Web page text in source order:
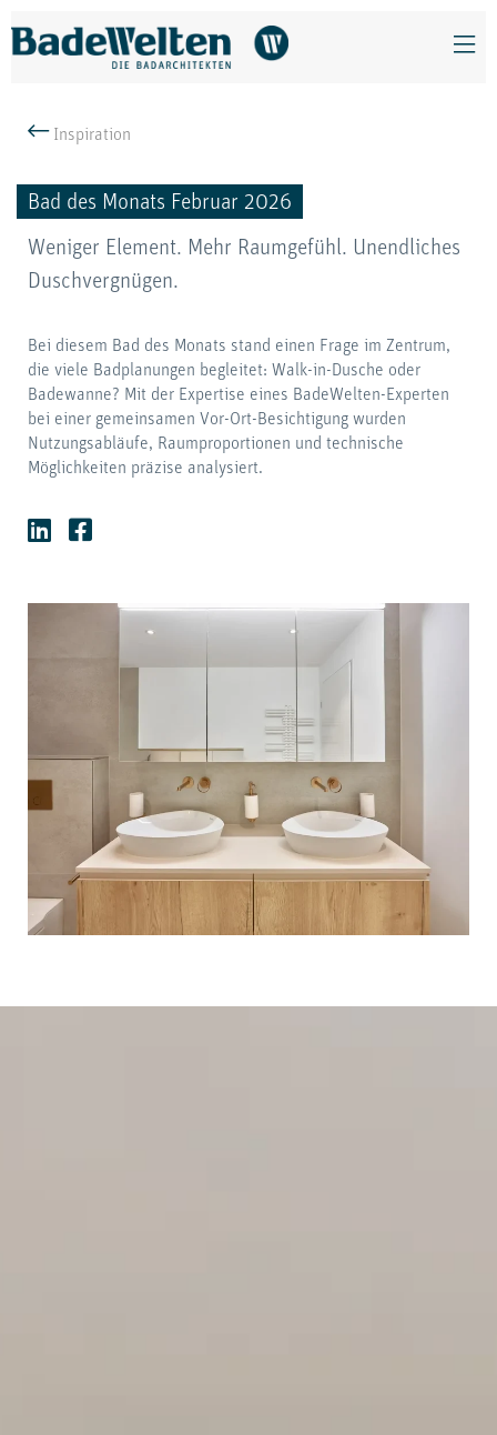
Inspiration
Bad des Monats Februar 2026
Weniger Element. Mehr Raumgefühl. Unendliches
Duschvergnügen.
Bei diesem Bad des Monats stand einen Frage im Zentrum,
die viele Badplanungen begleitet: Walk-in-Dusche oder
Badewanne? Mit der Expertise eines BadeWelten-Experten
bei einer gemeinsamen Vor-Ort-Besichtigung wurden
Nutzungsabläufe, Raumproportionen und technische
Möglichkeiten präzise analysiert.